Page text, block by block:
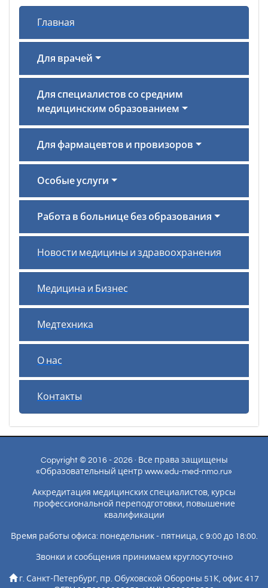
Главная
Для врачей
Для специалистов со средним
медицинским образованием
Для фармацевтов и провизоров
Особые услуги
Работа в больнице без образования
Новости медицины и здравоохранения
Медицина и Бизнес
Медтехника
О нас
Контакты
Copyright © 2016 - 2026 · Все права защищены
«Образовательный центр www.edu-med-nmo.ru»
Аккредитация медицинских специалистов, курсы
профессиональной переподготовки, повышение
квалификации
Время работы офиса: понедельник - пятница, с 9:00 до 18:00.
Звонки и сообщения принимаем круглосуточно
г. Санкт-Петербург, пр. Обуховской Обороны 51К, офис 417